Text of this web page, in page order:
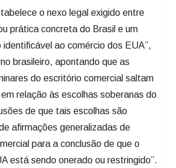
o nexo legal exigido entre
prática concreta do Brasil e um
identificável ao comércio dos EUA”,
brasileiro, apontando que as
do escritório comercial saltam
relação às escolhas soberanas do
de que tais escolhas são
afirmações generalizadas de
para a conclusão de que o
está sendo onerado ou restringido”.